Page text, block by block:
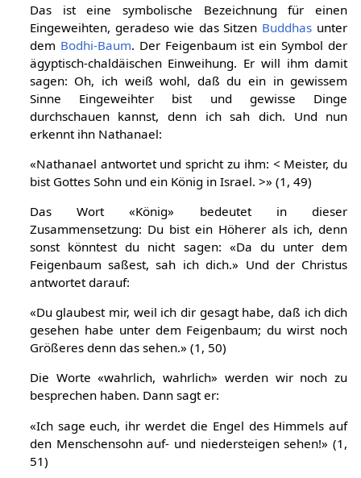
Das ist eine symbolische Bezeichnung für einen
Eingeweihten, geradeso wie das Sitzen Buddhas unter
dem Bodhi-Baum. Der Feigenbaum ist ein Symbol der
ägyptisch-chaldäischen Einweihung. Er will ihm damit
sagen: Oh, ich weiß wohl, daß du ein in gewissem
Sinne Eingeweihter bist und gewisse Dinge
durchschauen kannst, denn ich sah dich. Und nun
erkennt ihn Nathanael:
«Nathanael antwortet und spricht zu ihm: < Meister, du
bist Gottes Sohn und ein König in Israel. >» (1, 49)
Das Wort «König» bedeutet in dieser
Zusammensetzung: Du bist ein Höherer als ich, denn
sonst könntest du nicht sagen: «Da du unter dem
Feigenbaum saßest, sah ich dich.» Und der Christus
antwortet darauf:
«Du glaubest mir, weil ich dir gesagt habe, daß ich dich
gesehen habe unter dem Feigenbaum; du wirst noch
Größeres denn das sehen.» (1, 50)
Die Worte «wahrlich, wahrlich» werden wir noch zu
besprechen haben. Dann sagt er:
«Ich sage euch, ihr werdet die Engel des Himmels auf
den Menschensohn auf- und niedersteigen sehen!» (1,
51)